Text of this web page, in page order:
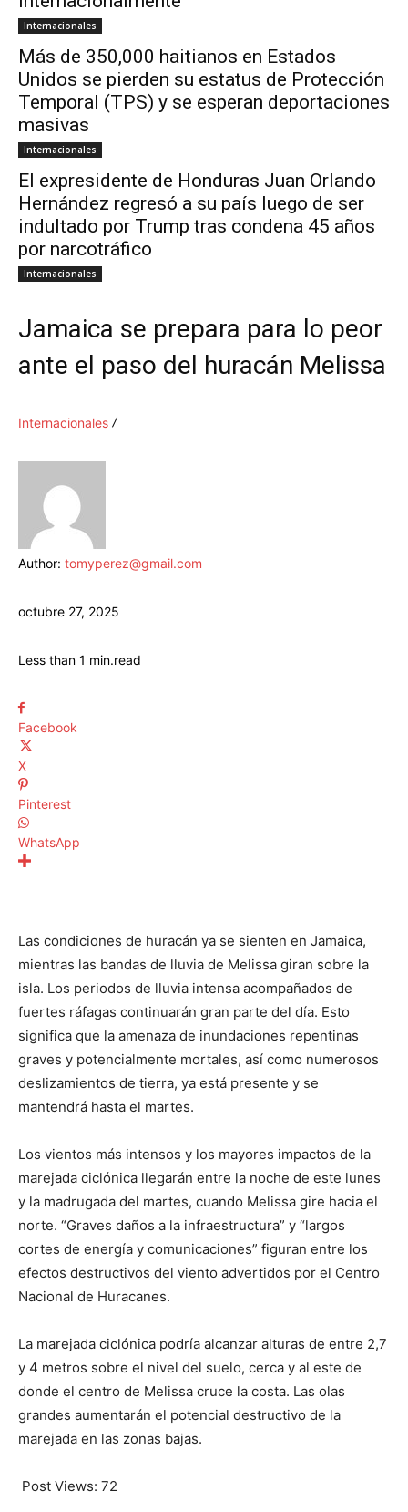
Internacionales
Más de 350,000 haitianos en Estados
Unidos se pierden su estatus de Protección
Temporal (TPS) y se esperan deportaciones
masivas
Internacionales
El expresidente de Honduras Juan Orlando
Hernández regresó a su país luego de ser
indultado por Trump tras condena 45 años
por narcotráfico
Internacionales
Jamaica se prepara para lo peor
ante el paso del huracán Melissa
Internacionales
Author: tomyperez@gmail.com
octubre 27, 2025
Less than 1 min.read
Facebook
X
Pinterest
WhatsApp
Las condiciones de huracán ya se sienten en Jamaica,
mientras las bandas de lluvia de Melissa giran sobre la
isla. Los periodos de lluvia intensa acompañados de
fuertes ráfagas continuarán gran parte del día. Esto
significa que la amenaza de inundaciones repentinas
graves y potencialmente mortales, así como numerosos
deslizamientos de tierra, ya está presente y se
mantendrá hasta el martes.
Los vientos más intensos y los mayores impactos de la
marejada ciclónica llegarán entre la noche de este lunes
y la madrugada del martes, cuando Melissa gire hacia el
norte. “Graves daños a la infraestructura” y “largos
cortes de energía y comunicaciones” figuran entre los
efectos destructivos del viento advertidos por el Centro
Nacional de Huracanes.
La marejada ciclónica podría alcanzar alturas de entre 2,7
y 4 metros sobre el nivel del suelo, cerca y al este de
donde el centro de Melissa cruce la costa. Las olas
grandes aumentarán el potencial destructivo de la
marejada en las zonas bajas.
Post Views: 72